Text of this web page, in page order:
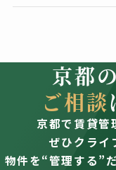
京都の
ご相談
京都で賃貸管
ぜひクライ
物件を“管理する”